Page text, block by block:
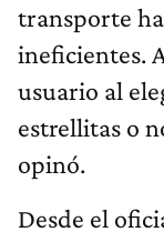
transporte
ineficientes.
usuario al
estrellitas o
opinó.
Desde el